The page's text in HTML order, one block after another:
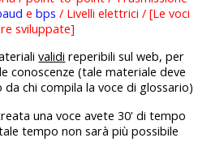
ebps / Livelli elettrici / [Le voci
sviluppate]
validi reperibili sul web, per
conoscenze (tale materiale deve
chi compila la voce di glossario)
una voce avete 30' di tempo
tempo non sarà più possibile